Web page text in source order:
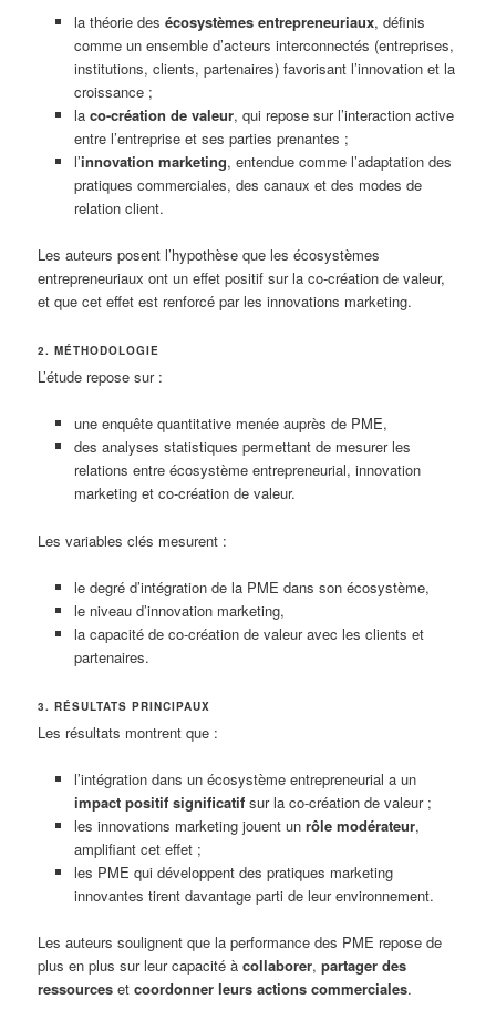
la théorie des écosystèmes entrepreneuriaux, définis
comme un ensemble d’acteurs interconnectés (entreprises,
institutions, clients, partenaires) favorisant l’innovation et la
croissance ;
la co-création de valeur, qui repose sur l’interaction active
entre l’entreprise et ses parties prenantes ;
l’innovation marketing, entendue comme l’adaptation des
pratiques commerciales, des canaux et des modes de
relation client.
Les auteurs posent l’hypothèse que les écosystèmes
entrepreneuriaux ont un effet positif sur la co-création de valeur,
et que cet effet est renforcé par les innovations marketing.
2. MÉTHODOLOGIE
L’étude repose sur :
une enquête quantitative menée auprès de PME,
des analyses statistiques permettant de mesurer les
relations entre écosystème entrepreneurial, innovation
marketing et co-création de valeur.
Les variables clés mesurent :
le degré d’intégration de la PME dans son écosystème,
le niveau d’innovation marketing,
la capacité de co-création de valeur avec les clients et
partenaires.
3. RÉSULTATS PRINCIPAUX
Les résultats montrent que :
l’intégration dans un écosystème entrepreneurial a un
impact positif significatifsur la co-création de valeur ;
les innovations marketing jouent un rôle modérateur,
amplifiant cet effet ;
les PME qui développent des pratiques marketing
innovantes tirent davantage parti de leur environnement.
Les auteurs soulignent que la performance des PME repose de
plus en plus sur leur capacité àcollaborer,partager des
ressources etcoordonner leurs actions commerciales.